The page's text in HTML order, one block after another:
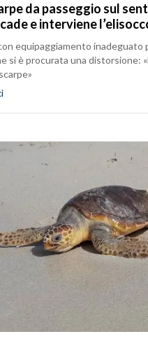
da passeggio sul
e interviene
equipaggiamento inadeguato
si è procurata una distorsione: